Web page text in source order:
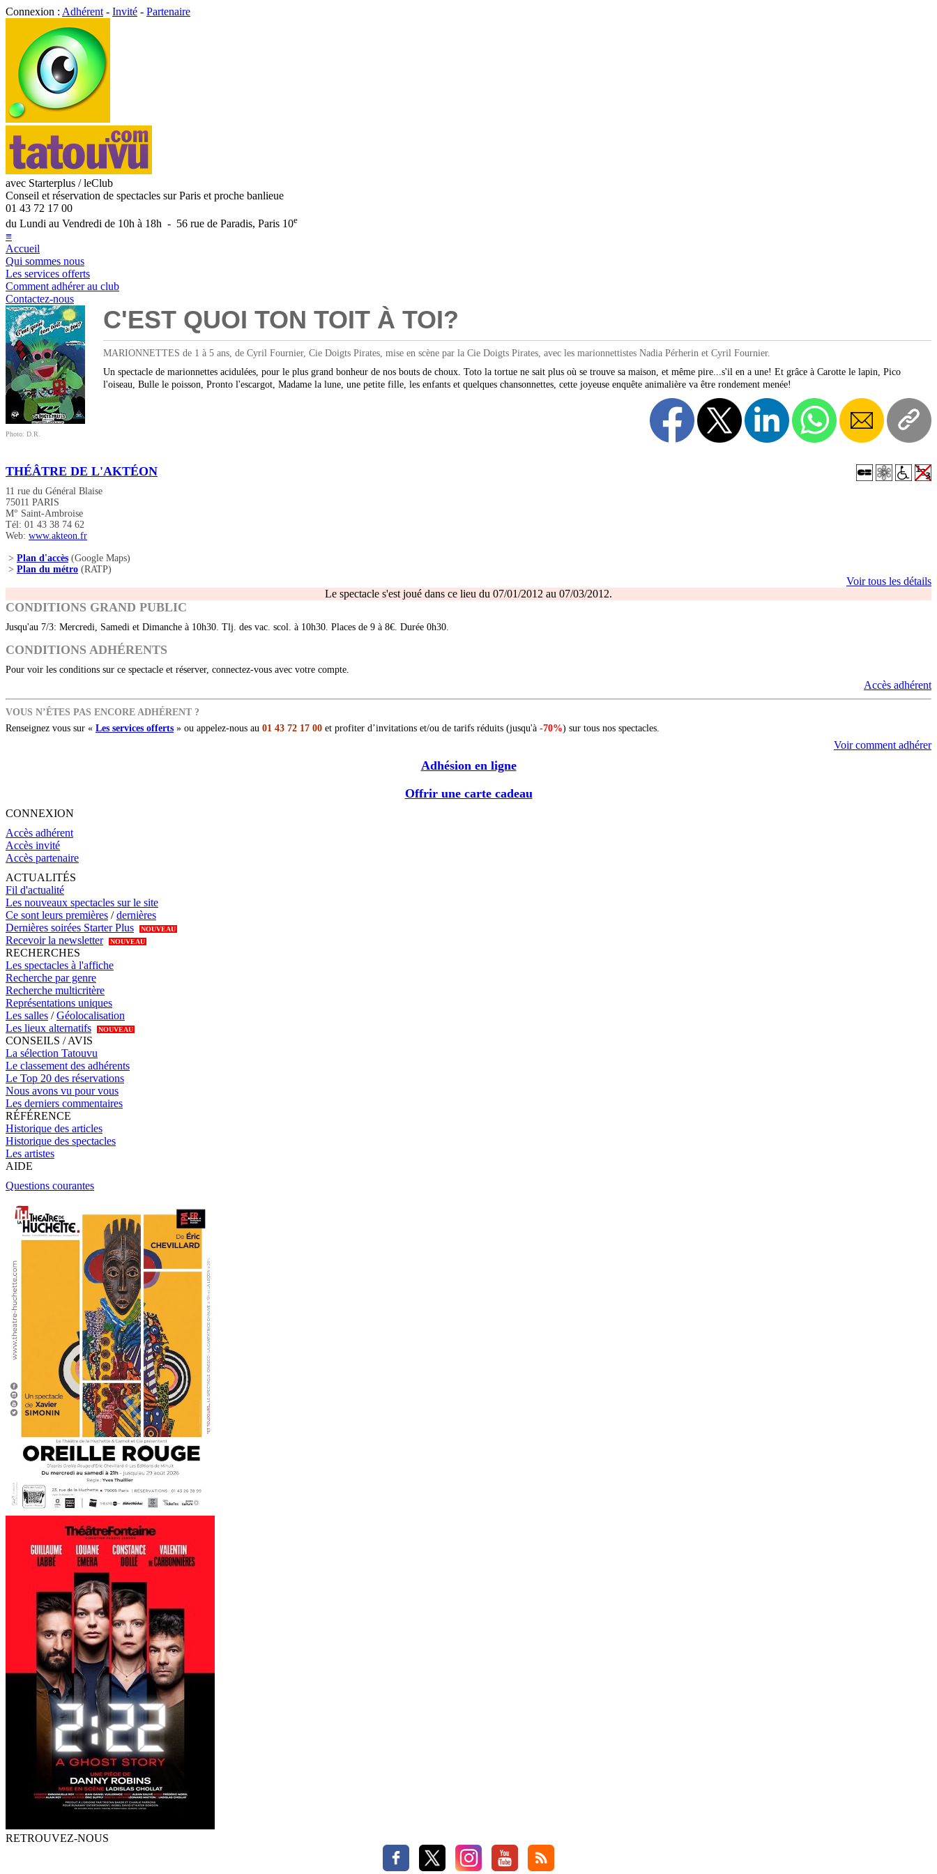
Connexion : Adhérent - Invité - Partenaire
avec Starterplus / leClub
Conseil et réservation de spectacles sur Paris et proche banlieue
01 43 72 17 00
du Lundi au Vendredi de 10h à 18h - 56 rue de Paradis, Paris 10e
≡
Accueil
Qui sommes nous
Les services offerts
Comment adhérer au club
Contactez-nous
Photo: D.R.
C'EST QUOI TON TOIT À TOI?
MARIONNETTES de 1 à 5 ans, de Cyril Fournier, Cie Doigts Pirates, mise en scène par la Cie Doigts Pirates, avec les marionnettistes Nadia Pérherin et Cyril Fournier.
Un spectacle de marionnettes acidulées, pour le plus grand bonheur de nos bouts de choux. Toto la tortue ne sait plus où se trouve sa maison, et même pire...s'il en a une! Et grâce à Carotte le lapin, Pico
l'oiseau, Bulle le poisson, Pronto l'escargot, Madame la lune, une petite fille, les enfants et quelques chansonnettes, cette joyeuse enquête animalière va être rondement menée!
THÉÂTRE DE L'AKTÉON
11 rue du Général Blaise
75011 PARIS
M° Saint-Ambroise
Tél: 01 43 38 74 62
Web: www.akteon.fr
> Plan d'accès (Google Maps)
> Plan du métro (RATP)
Voir tous les détails
Le spectacle s'est joué dans ce lieu du 07/01/2012 au 07/03/2012.
CONDITIONS GRAND PUBLIC
Jusqu'au 7/3: Mercredi, Samedi et Dimanche à 10h30. Tlj. des vac. scol. à 10h30. Places de 9 à 8€. Durée 0h30.
CONDITIONS ADHÉRENTS
Pour voir les conditions sur ce spectacle et réserver, connectez-vous avec votre compte.
Accès adhérent
VOUS N’ÊTES PAS ENCORE ADHÉRENT ?
Renseignez vous sur « Les services offerts » ou appelez-nous au 01 43 72 17 00 et profiter d’invitations et/ou de tarifs réduits (jusqu'à -70%) sur tous nos spectacles.
Voir comment adhérer
Adhésion en ligne
Offrir une carte cadeau
CONNEXION
Accès adhérent
Accès invité
Accès partenaire
ACTUALITÉS
Fil d'actualité
Les nouveaux spectacles sur le site
Ce sont leurs premières /dernières
Dernières soirées Starter Plus
NOUVEAU
Recevoir la newsletter NOUVEAU
RECHERCHES
Les spectacles à l'affiche
Recherche par genre
Recherche multicritère
Représentations uniques
Les salles /Géolocalisation
Les lieux alternatifs
NOUVEAU
CONSEILS / AVIS
La sélection Tatouvu
Le classement des adhérents
Le Top 20 des réservations
Nous avons vu pour vous
Les derniers commentaires
RÉFÉRENCE
Historique des articles
Historique des spectacles
Les artistes
AIDE
Questions courantes
RETROUVEZ-NOUS